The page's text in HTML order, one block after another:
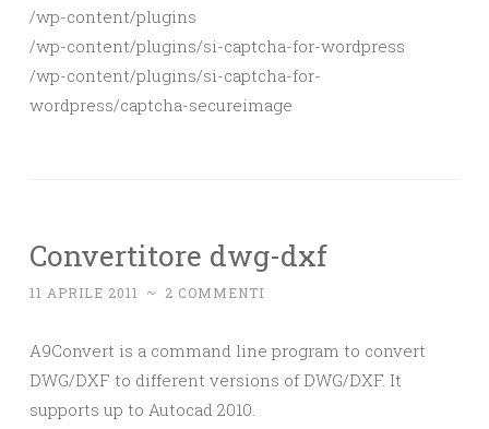
/wp-content/plugins
/wp-content/plugins/si-captcha-for-wordpress
/wp-content/plugins/si-captcha-for-
wordpress/captcha-secureimage
Convertitore dwg-dxf
11 APRILE 2011 ~ 2 COMMENTI
A9Convert is a command line program to convert
DWG/DXF to different versions of DWG/DXF. It
supports up to Autocad 2010.